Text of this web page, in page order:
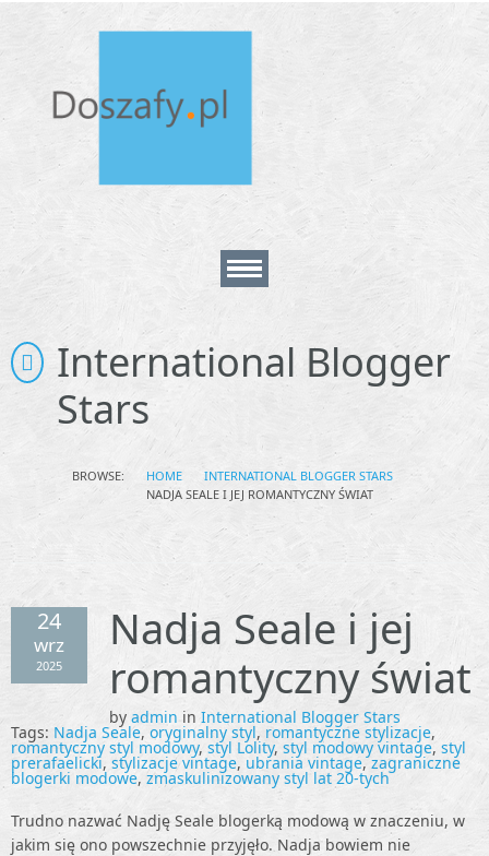
Home
About
Contact
International Blogger
Stars
BROWSE: HOME
INTERNATIONAL BLOGGER STARS
NADJA SEALE I JEJ ROMANTYCZNY ŚWIAT
24
wrz
2025
Nadja Seale i jej
romantyczny świat
by admin in International Blogger Stars
Tags: Nadja Seale, oryginalny styl, romantyczne stylizacje,
romantyczny styl modowy, styl Lolity, styl modowy vintage, styl
prerafaelicki, stylizacje vintage, ubrania vintage,zagraniczne
blogerki modowe, zmaskulinizowany styl lat 20-tych
Trudno nazwać Nadję Seale blogerką modową w znaczeniu, w
jakim się ono powszechnie przyjęło. Nadja bowiem nie